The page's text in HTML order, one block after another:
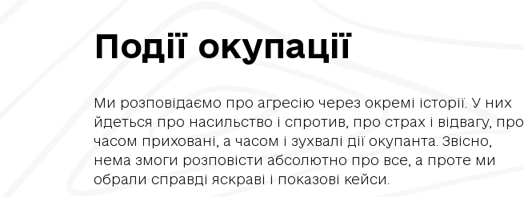
Події окупації
Ми розповідаємо про агресію через окремі історії. У них
йдеться про насильство і спротив, про страх і відвагу, про
часом приховані, а часом і зухвалі дії окупанта. Звісно,
нема змоги розповісти абсолютно про все, а проте ми
обрали справді яскраві і показові кейси.